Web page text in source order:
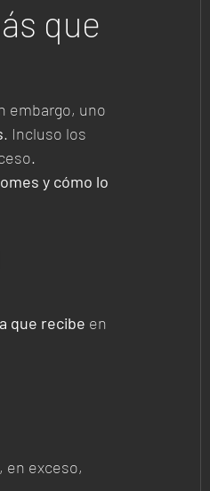
que
embargo, uno
. Incluso los
y cómo lo
que recibe en
en exceso,